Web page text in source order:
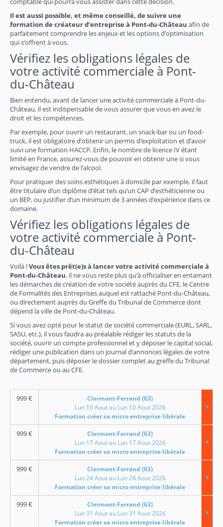
Il est aussi possible, et même conseillé, de suivre une
formation de créateur d’entreprise à Pont-du-Château afin de
parfaitement comprendre les enjeux et les options d’optimisation
qui s’offrent à vous.
Vérifiez les obligations légales de
votre activité commerciale à Pont-
du-Château
Bien entendu, avant de lancer une activité commerciale à Pont-du-
Château, il est indispensable de vous assurer que vous en avez le
droit et les compétences.
Par exemple, pour ouvrir un restaurant, un snack-bar ou un food-
truck, il est obligatoire d’obtenir un permis d’exploitation et d’avoir
suivi une formation HACCP. Enfin, le nombre de licence IV étant
limité en France, assurez-vous de pouvoir en obtenir une si vous
envisagez de vendre de l’alcool.
Pour pratiquer des soins esthétiques à domicile par exemple, il faut
être titulaire d’un diplôme d’état tels qu’un CAP d’esthéticienne ou
un BEP, ou justifier d’un minimum de 3 années d’expérience dans ce
domaine.
Vérifiez les obligations légales de
votre activité commerciale à Pont-
du-Château
Voilà !Vous êtes prêt(e)s à lancer votre activité commerciale à
Pont-du-Château, il ne vous reste plus qu’à officialiser en entamant
les démarches de création de votre société auprès du CFE, le Centre
de Formalités des Entreprises auquel est rattaché Pont-du-Château,
ou directement auprès du Greffe du Tribunal de Commerce dont
dépend la ville de Pont-du-Château.
Si vous avez opté pour le statut de société commerciale (EURL, SARL,
SASU, etc.), il vous faudra au préalable rédiger les statuts de la
société, ouvrir un compte professionnel et y déposer le capital social,
rédiger une publication dans un journal d’annonces légales de votre
département, puis déposer le dossier complet au greffe du Tribunal
de Commerce ou au CFE.
999€
Clermont-Ferrand (63)
Lun 10 Aout au Lun 10 Aout 2026
Formation créer sa micro entreprise libérale
999€
Clermont-Ferrand (63)
Lun 17 Aout au Lun 17 Aout 2026
Formation créer sa micro entreprise libérale
999€
Clermont-Ferrand (63)
Lun 24 Aout au Lun 24 Aout 2026
Formation créer sa micro entreprise libérale
999€
Clermont-Ferrand (63)
Lun 31 Aout au Lun 31 Aout 2026
Formation créer sa micro entreprise libérale